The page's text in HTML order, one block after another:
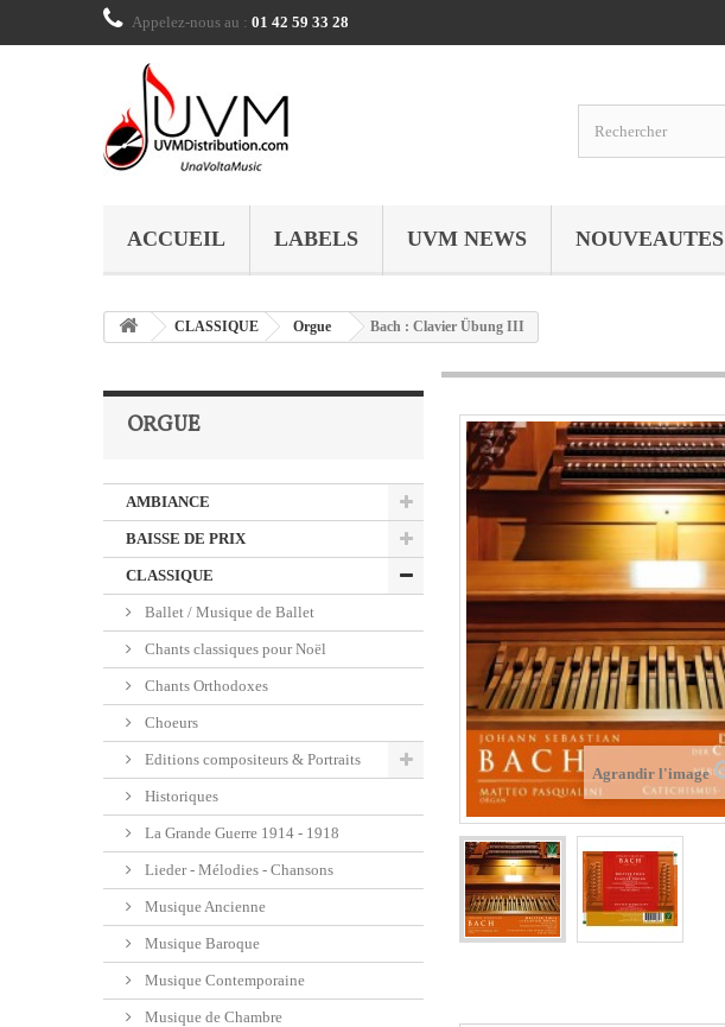
Appelez-nous au : 01 42 59 33 28
ACCUEIL LABELS UVM NEWS NOUVEAUTES
CLASSIQUE Orgue Bach : Clavier Übung III
ORGUE
AMBIANCE
BAISSE DE PRIX
CLASSIQUE
Ballet / Musique de Ballet
Chants classiques pour Noël
Chants Orthodoxes
Choeurs
Editions compositeurs & Portraits
Historiques
La Grande Guerre 1914 - 1918
Lieder - Mélodies - Chansons
Musique Ancienne
Musique Baroque
Musique Contemporaine
Musique de Chambre
Agrandir l'image